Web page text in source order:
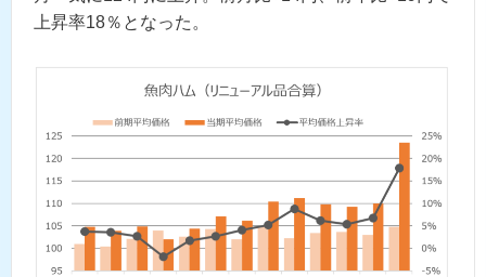
上昇率18％となった。